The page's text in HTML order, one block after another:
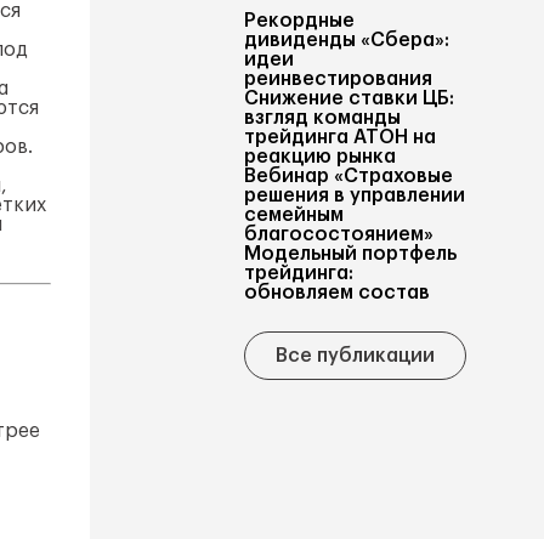
Рекордные
дивиденды «Сбера»:
идеи
реинвестирования
Снижение ставки ЦБ:
взгляд команды
трейдинга АТОН на
реакцию рынка
Вебинар «Страховые
решения в управлении
семейным
благосостоянием»
Модельный портфель
трейдинга:
обновляем состав
Все публикации